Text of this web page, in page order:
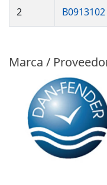
2 B0913102
Marca /